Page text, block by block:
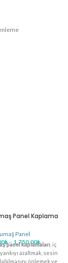
Panel Kaplama
Panel
₺ – 1,750.00₺
panel kaplamaları , iç
azaltmak, sesin
önlemek ve